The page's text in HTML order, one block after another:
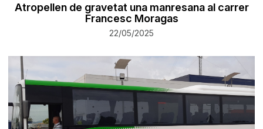
Atropellen de gravetat una manresana al carrer
Francesc Moragas
22/05/2025